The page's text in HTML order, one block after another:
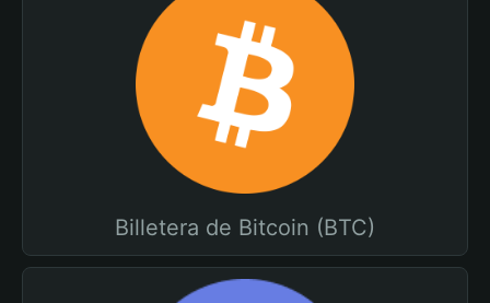
Billetera de Bitcoin (BTC)